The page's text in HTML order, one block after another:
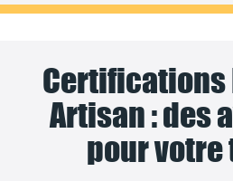
Certifications
Artisan : des
pour